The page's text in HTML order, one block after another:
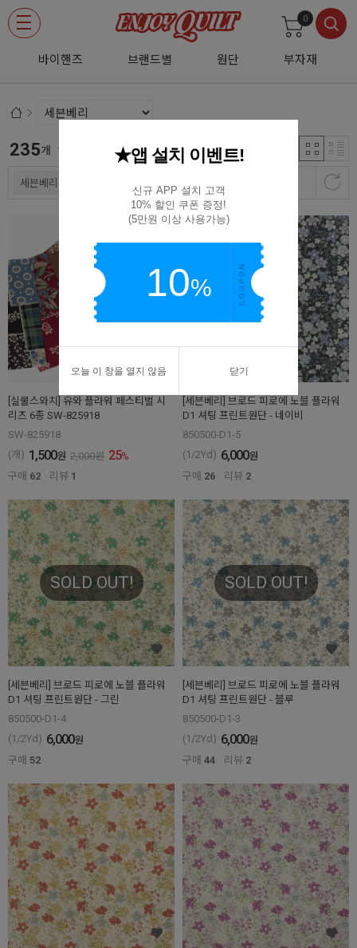
바이핸즈 브랜드별 원단 부자재
0
세븐베리
235개 신규등록순
[실물스와치] 유와 플라워 페스티벌 시
리즈 6종 SW-825918
SW-825918
(개) 1,500원 2,000원 25%
구매 62 리뷰 1
[세븐베리] 브로드 피로에 노블 플라워
D1 셔팅 프린트원단 - 네이비
850500-D1-5
(1/2Yd) 6,000원
구매 26 리뷰 2
SOLD OUT!
[세븐베리] 브로드 피로에 노블 플라워
D1 셔팅 프린트원단 - 그린
850500-D1-4
(1/2Yd) 6,000원
구매 52
SOLD OUT!
[세븐베리] 브로드 피로에 노블 플라워
D1 셔팅 프린트원단 - 블루
850500-D1-3
(1/2Yd) 6,000원
구매 44 리뷰 2
★앱 설치 이벤트!
신규 APP 설치 고객
10% 할인 쿠폰 증정!
(5만원 이상 사용가능)
10%
오늘 이 창을 열지 않음 닫기